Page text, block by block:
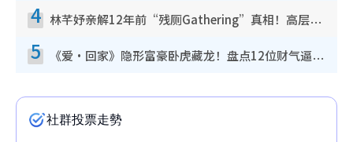
4 林芊妤亲解12年前“残厕Gathering”真相！高层解约一句话重创尊严，至今拒返TVB
5 《爱·回家》隐形富豪卧虎藏龙！盘点12位财气逼人的有钱艺人：这位美女3亿身家不愁做